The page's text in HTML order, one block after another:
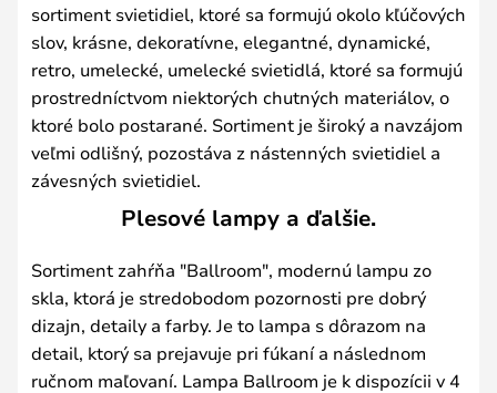
sortiment svietidiel, ktoré sa formujú okolo kľúčových
slov, krásne, dekoratívne, elegantné, dynamické,
retro, umelecké, umelecké svietidlá, ktoré sa formujú
prostredníctvom niektorých chutných materiálov, o
ktoré bolo postarané. Sortiment je široký a navzájom
veľmi odlišný, pozostáva z nástenných svietidiel a
závesných svietidiel.
Plesové lampy a ďalšie.
Sortiment zahŕňa "Ballroom", modernú lampu zo
skla, ktorá je stredobodom pozornosti pre dobrý
dizajn, detaily a farby. Je to lampa s dôrazom na
detail, ktorý sa prejavuje pri fúkaní a následnom
ručnom maľovaní. Lampa Ballroom je k dispozícii v 4